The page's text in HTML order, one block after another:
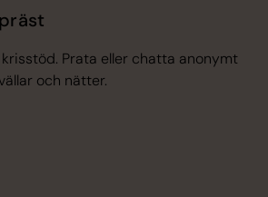
Prata eller chatta anonymt
och nätter.